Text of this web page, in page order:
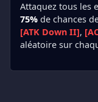
Attaquez tous les
75% de chances
[ATK Down II],
aléatoire sur